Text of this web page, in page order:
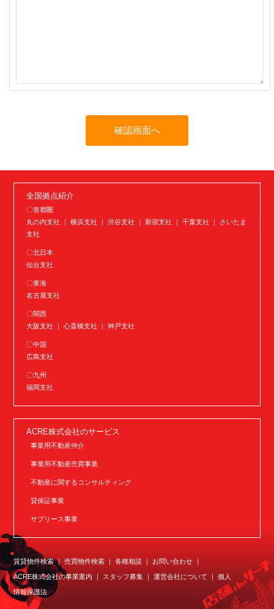
全国拠点紹介
〇首都圏
丸の内支社 ｜ 横浜支社 ｜ 渋谷支社 ｜ 新宿支社 ｜ 千葉支社 ｜ さいたま
支社
〇北日本
仙台支社
〇東海
名古屋支社
〇関西
大阪支社 ｜ 心斎橋支社 ｜ 神戸支社
〇中国
広島支社
〇九州
福岡支社
ACRE株式会社のサービス
事業用不動産仲介
事業用不動産売買事業
不動産に関するコンサルティング
貸保証事業
サブリース事業
賃貸物件検索 売買物件検索 各種相談 お問い合わせ
ACRE株式会社の事業案内 スタッフ募集 運営会社について 個人
情報保護法